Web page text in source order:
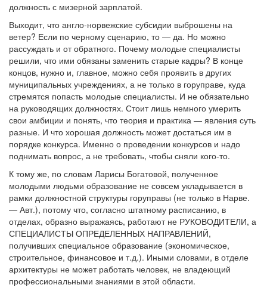
должность с мизерной зарплатой.
Выходит, что англо-норвежские субсидии выброшены на
ветер? Если по черному сценарию, то — да. Но можно
рассуждать и от обратного. Почему молодые специалисты
решили, что ими обязаны заменить старые кадры? В конце
концов, нужно и, главное, можно себя проявить в других
муниципальных учреждениях, а не только в горуправе, куда
стремятся попасть молодые специалисты. И не обязательно
на руководящих должностях. Стоит лишь немного умерить
свои амбиции и понять, что теория и практика — явления суть
разные. И что хорошая должность может достаться им в
порядке конкурса. Именно о проведении конкурсов и надо
поднимать вопрос, а не требовать, чтобы сняли кого-то.
К тому же, по словам Ларисы Богатовой, полученное
молодыми людьми образование не совсем укладывается в
рамки должностной структуры горуправы (не только в Нарве.
— Авт.), потому что, согласно штатному расписанию, в
отделах, образно выражаясь, работают не РУКОВОДИТЕЛИ, а
СПЕЦИАЛИСТЫ ОПРЕДЕЛЕННЫХ НАПРАВЛЕНИЙ,
получивших специальное образование (экономическое,
строительное, финансовое и т.д.). Иными словами, в отделе
архитектуры не может работать человек, не владеющий
профессиональными знаниями в этой области.